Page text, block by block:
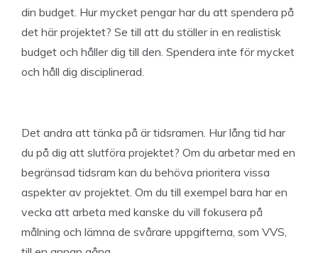
din budget. Hur mycket pengar har du att spendera på
det här projektet? Se till att du ställer in en realistisk
budget och håller dig till den. Spendera inte för mycket
och håll dig disciplinerad.
Det andra att tänka på är tidsramen. Hur lång tid har
du på dig att slutföra projektet? Om du arbetar med en
begränsad tidsram kan du behöva prioritera vissa
aspekter av projektet. Om du till exempel bara har en
vecka att arbeta med kanske du vill fokusera på
målning och lämna de svårare uppgifterna, som VVS,